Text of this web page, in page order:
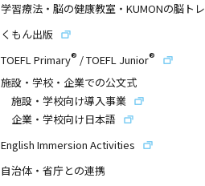
学習療法・脳の健康教室・KUMONの脳トレ
くもん出版
TOEFL Primary® /TOEFL Junior®
施設・学校・企業での公文式
施設・学校向け導入事業
企業・学校向け日本語
English Immersion Activities
自治体・省庁との連携